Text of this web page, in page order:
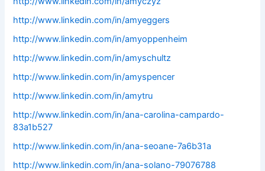
http://www.linkedin.com/in/amyeggers
http://www.linkedin.com/in/amyoppenheim
http://www.linkedin.com/in/amyschultz
http://www.linkedin.com/in/amyspencer
http://www.linkedin.com/in/amytru
http://www.linkedin.com/in/ana-carolina-campardo-
83a1b527
http://www.linkedin.com/in/ana-seoane-7a6b31a
http://www.linkedin.com/in/ana-solano-79076788